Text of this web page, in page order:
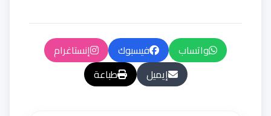
واتساب فيسبوك
إنستاغرام
إيميل
طباعة